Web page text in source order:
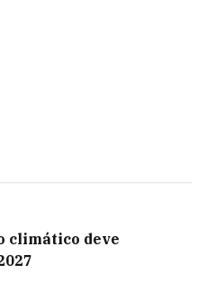
climático deve